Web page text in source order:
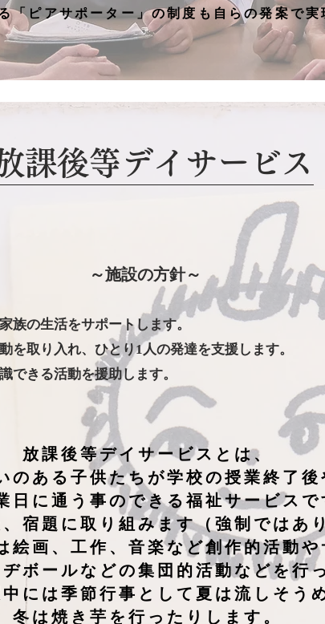
「ピアサポーター」の制度も自らの発案で
課後等デイサービス
​～施設の方針～
族の生活をサポートします。
を取り入れ、ひとり1人の発達を支援します。
できる活動を援助します。
放課後等デイサービスとは、
のある子供たちが学校の授業終了後
日に通う事のできる福祉サービスで
宿題に取り組みます（強制ではあ
絵画、工作、音楽など創作的活動
ボールなどの集団的活動などを行
には季節行事として夏は流しそう
冬は焼き芋を行ったりします。